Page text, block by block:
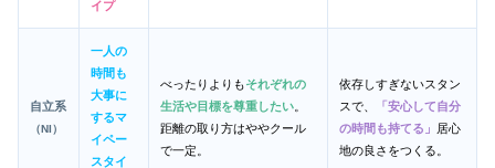
イプ
自立系
（NI）
一人の
時間も
大事に
するマ
イペー
スタイ
べったりよりもそれぞれの
生活や目標を尊重したい。
距離の取り方はややクール
で一定。
依存しすぎないスタン
スで、
「安心して自分
の時間も持てる」 居心
地の良さをつくる。